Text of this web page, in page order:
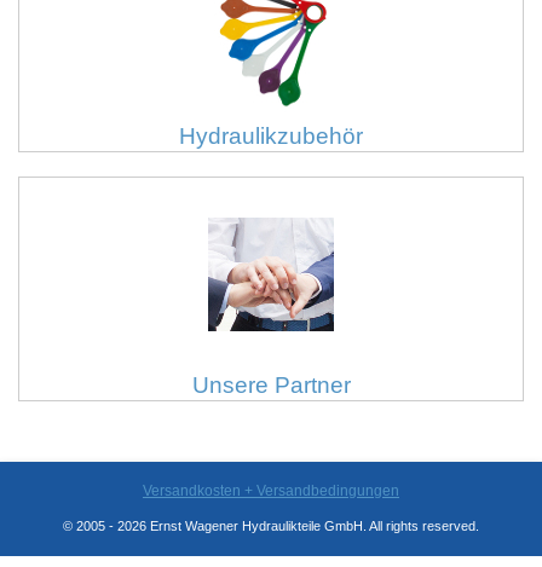
Hydraulikzubehör
Unsere Partner
Versandkosten + Versandbedingungen
© 2005 - 2026 Ernst Wagener Hydraulikteile GmbH. All rights reserved.